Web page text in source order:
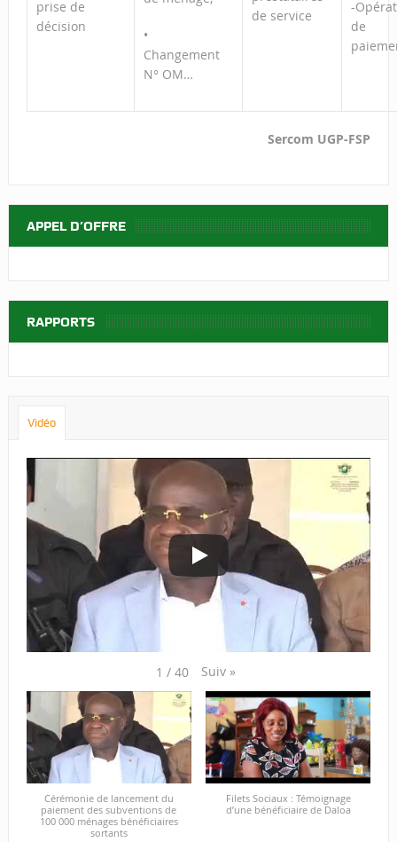
prise de
décision
•
Changement
N° OM…
de service
-
de
Sercom UGP-FSP
APPEL D’OFFRE
RAPPORTS
Vidéo
1 / 40 Suiv »
Cérémonie de lancement du
paiement des subventions de
100 000 ménages bénéficiaires
sortants
Filets Sociaux : Témoignage
d’une bénéficiaire de Daloa